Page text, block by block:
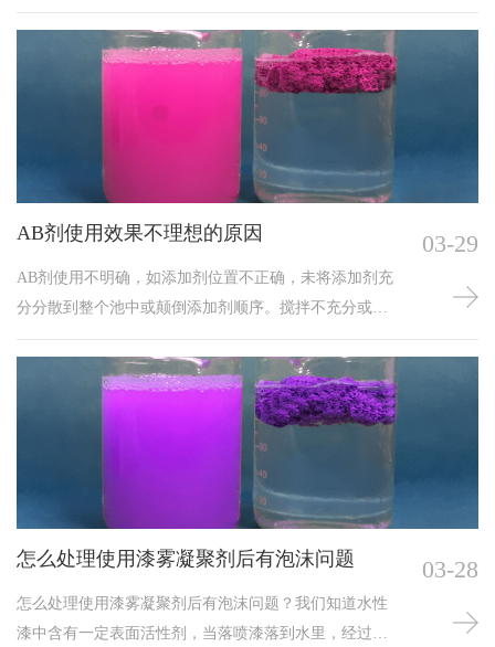
会大大下降，会给漆雾的后续处理装置带来很大的压
力。还有漆雾废水长时间不处理会造成管路堵塞，漆渣
发臭，影响涂装质量，喷漆房工作环境变差等等一系列
问题。所以喷漆房漆雾废水必须要经常处理。
AB剂使用效果不理想的原因
AB剂使用不明确，如添加剂位置不正确，未将添加剂充
分分散到整个池中或颠倒添加剂顺序。搅拌不充分或搅
拌速度不当，导致AB剂与污水混合不均匀，影响其效
03-29
怎么处理使用漆雾凝聚剂后有泡沫问题
怎么处理使用漆雾凝聚剂后有泡沫问题？我们知道水性
漆中含有一定表面活性剂，当落喷漆落到水里，经过水
03-28